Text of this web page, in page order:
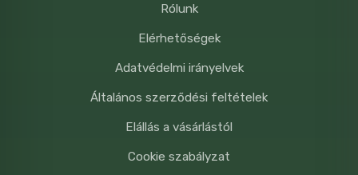
Rólunk
Elérhetőségek
Adatvédelmi irányelvek
Általános szerződési feltételek
Elállás a vásárlástól
Cookie szabályzat